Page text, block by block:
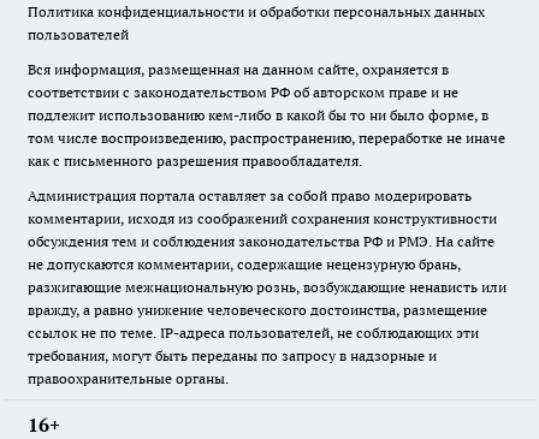
Политика конфиденциальности и обработки персональных данных
пользователей
Вся информация, размещенная на данном сайте, охраняется в
соответствии с законодательством РФ об авторском праве и не
подлежит использованию кем-либо в какой бы то ни было форме, в
том числе воспроизведению, распространению, переработке не иначе
как с письменного разрешения правообладателя.
Администрация портала оставляет за собой право модерировать
комментарии, исходя из соображений сохранения конструктивности
обсуждения тем и соблюдения законодательства РФ и РМЭ. На сайте
не допускаются комментарии, содержащие нецензурную брань,
разжигающие межнациональную рознь, возбуждающие ненависть или
вражду, а равно унижение человеческого достоинства, размещение
ссылок не по теме. IP-адреса пользователей, не соблюдающих эти
требования, могут быть переданы по запросу в надзорные и
правоохранительные органы.
16+